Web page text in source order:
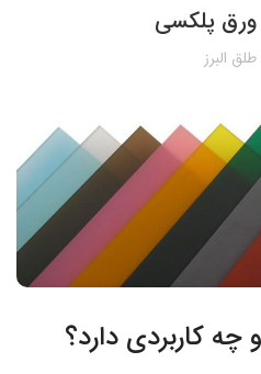
پلکسی
طلق البرز
کاربردی دارد؟